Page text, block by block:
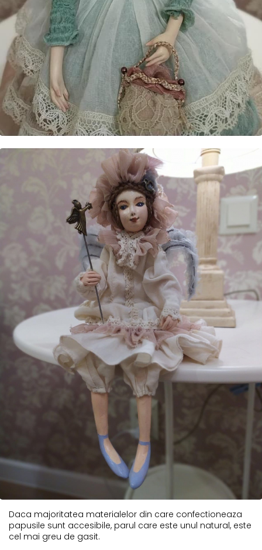
Daca majoritatea materialelor din care confectioneaza
papusile sunt accesibile, parul care este unul natural, este
cel mai greu de gasit.